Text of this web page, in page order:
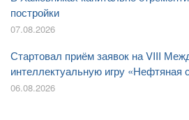
постройки
07.08.2026
Стартовал приём заявок на VIII
интеллектуальную игру «Нефтяная
06.08.2026